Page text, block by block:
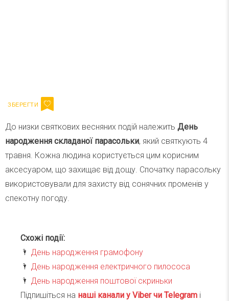
До низки святкових весняних подій належить День
народження складаної парасольки, який святкують 4
травня. Кожна людина користується цим корисним
аксесуаром, що захищає від дощу. Спочатку парасольку
використовували для захисту від сонячних променів у
спекотну погоду.
Схожі події:
🌂 День народження грамофону
🌂 День народження електричного пилососа
🌂 День народження поштової скриньки
Підпишіться на наші канали у Viber чи Telegram і